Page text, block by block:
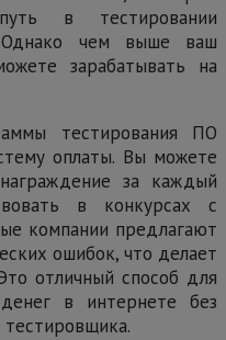
в тестировании
Однако чем выше ваш
зарабатывать на
тестирования ПО
оплаты. Вы можете
за каждый
в конкурсах с
компании предлагают
ошибок, что делает
отличный способ для
в интернете без